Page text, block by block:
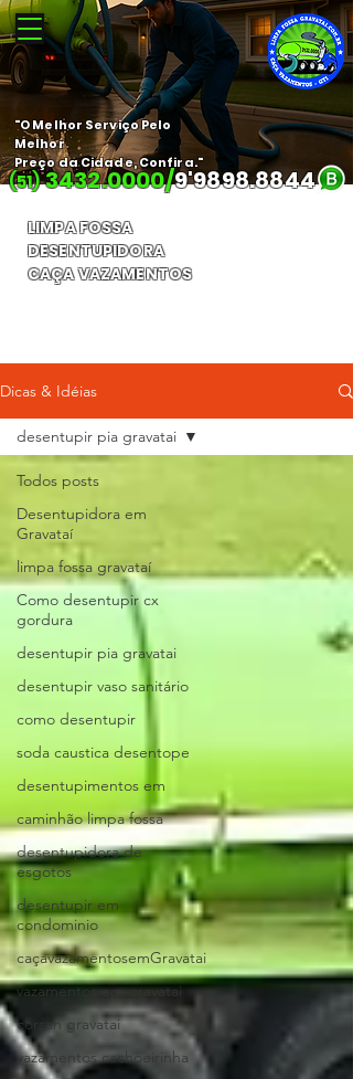
(51) 3432.0000/9'9898.8844
"O Melhor Serviço Pelo
Melhor
Preço da Cidade, Confira."
LIMPA FOSSA
DESENTUPIDORA
CAÇA VAZAMENTOS
Dicas & Idéias
Todos posts
Desentupidora em
Gravataí
limpa fossa gravataí
Como desentupir cx
gordura
desentupir pia gravatai
desentupir vaso sanitário
como desentupir
soda caustica desentope
desentupimentos em
caminhão limpa fossa
desentupidora de
esgotos
desentupir em
condominio
caçavazamentosemGravatai
vazamentos em gravatai
corsan gravatai
vazamentos cachoeirinha
desentupir pia gravatai